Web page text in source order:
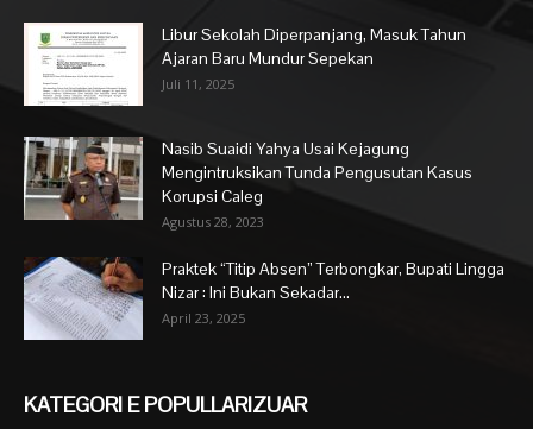
Libur Sekolah Diperpanjang, Masuk Tahun
Ajaran Baru Mundur Sepekan
Juli 11, 2025
Nasib Suaidi Yahya Usai Kejagung
Mengintruksikan Tunda Pengusutan Kasus
Korupsi Caleg
Agustus 28, 2023
Praktek “Titip Absen” Terbongkar, Bupati Lingga
Nizar : Ini Bukan Sekadar...
April 23, 2025
KATEGORI E POPULLARIZUAR